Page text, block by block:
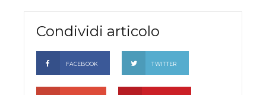
Condividi articolo
FACEBOOK TWITTER